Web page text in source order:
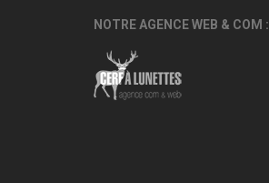
NOTRE AGENCE WEB & COM :